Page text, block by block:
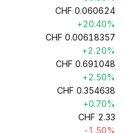
CHF 0.060624
+20.40%
CHF 0.00618357
+2.20%
CHF 0.691048
+2.50%
CHF 0.354638
+0.70%
CHF 2.33
-1.50%